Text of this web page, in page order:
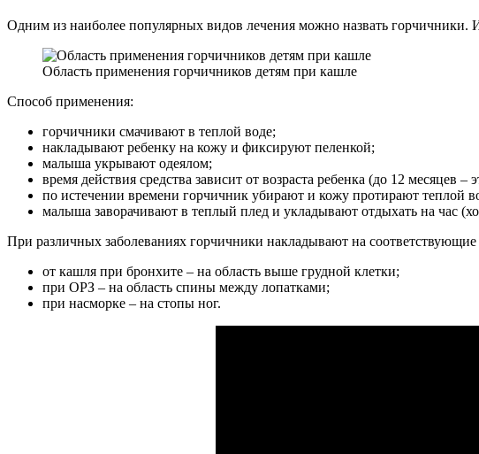
Одним из наиболее популярных видов лечения можно назвать горчичники.
Область применения горчичников детям при кашле
Способ применения:
горчичники смачивают в теплой воде;
накладывают ребенку на кожу и фиксируют пеленкой;
малыша укрывают одеялом;
время действия средства зависит от возраста ребенка (до 12 месяцев
по истечении времени горчичник убирают и кожу протирают теплой
малыша заворачивают в теплый плед и укладывают отдыхать на час
При различных заболеваниях горчичники накладывают на соответствующие
от кашля при бронхите – на область выше грудной клетки;
при ОРЗ – на область спины между лопатками;
при насморке – на стопы ног.